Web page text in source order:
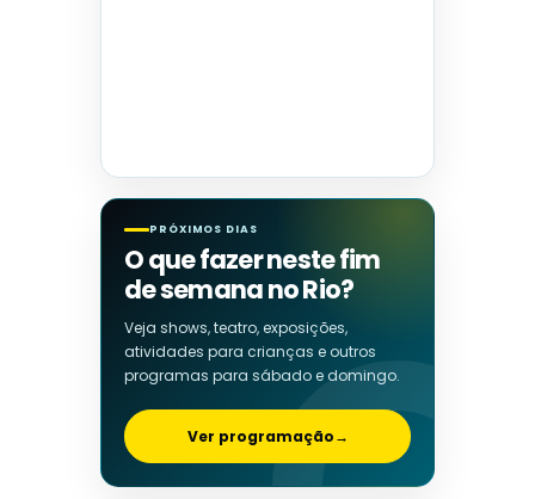
PRÓXIMOS DIAS
O que fazer neste fim
de semana no Rio?
Veja shows, teatro, exposições,
atividades para crianças e outros
programas para sábado e domingo.
Ver programação→